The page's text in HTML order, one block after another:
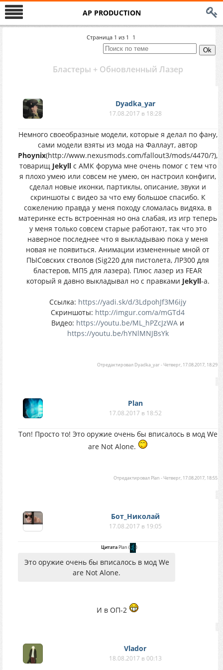
AP PRODUCTION
Страница 1 из 1 1
Бластеры + Обновленный Лазер
Dyadka_yar
17.08.2017 в 18:28
Немного своеобразные модели, которые я делал по фану,
сами модели взяты из мода на Фаллаут, автор
Phoynix(http://www.nexusmods.com/fallout3/mods/4470/?),
товарищ Jekyllс АМК форума мне очень помог с тем что
я плохо умею или совсем не умею, он настроил конфиги,
сделал новые иконки, партиклы, описание, звуки и
скриншоты с видео за что ему большое спасибо. К
сожелению правда у меня походу сломалась видяха, в
материнке есть встроенная но она слабая, из игр теперь
у меня только совсем старые работают, так что это
наверное последнее что я выкладываю пока у меня
новая не появиться. Анимации измененные мной от
ПЫСовских стволов (Sig220 для пистолета, ЛР300 для
бластеров, МП5 для лазера). Плюс лазер из FEAR
который я давно выкладывал но с правками Jekyll-а.
Ссылка: https://yadi.sk/d/3LdpohJf3M6ijy
Скриншоты: http://imgur.com/a/mGTd4
Видео: https://youtu.be/ML_hPZcJzWA и
https://youtu.be/hYNlMNJBsYk
Отредактировал Dyadka_yar-Четверг, 17.08.2017, 18:29
Plan
17.08.2017 в 18:52
Топ! Просто то! Это оружие очень бы вписалось в мод We
are Not Alone.
Отредактировал Plan -Четверг, 17.08.2017, 18:55
Бот_Николай
17.08.2017 в 19:05
ЦитатаPlan ( )
Это оружие очень бы вписалось в мод We
are Not Alone.
И в ОП-2
Vlador
18.08.2017 в 00:13